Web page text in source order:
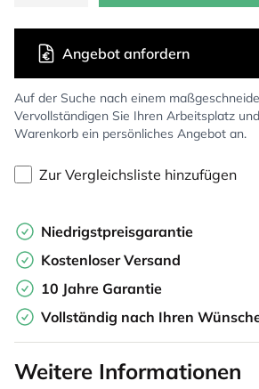
Auf der Suche nach einem
Vervollständigen Sie Ihren Arbeitsplatz
Warenkorb ein persönliches Angebot an.
Angebot anfordern
Zur Vergleichsliste hinzufügen
Niedrigstpreisgarantie
Kostenloser Versand
10 Jahre Garantie
Vollständig nach Ihren
Weitere Informationen